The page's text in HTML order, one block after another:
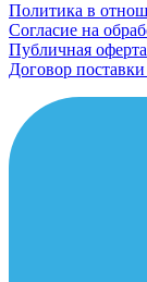
Политика в
Согласие на
Публичная оферта
Договор поставки